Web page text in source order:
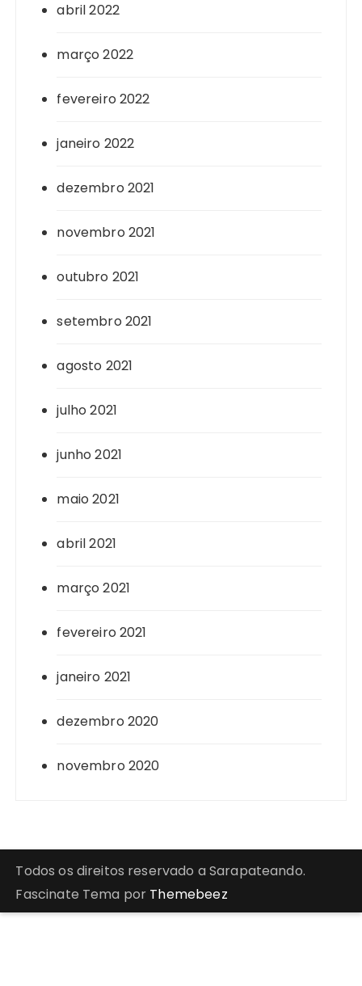
abril 2022
março 2022
fevereiro 2022
janeiro 2022
dezembro 2021
novembro 2021
outubro 2021
setembro 2021
agosto 2021
julho 2021
junho 2021
maio 2021
abril 2021
março 2021
fevereiro 2021
janeiro 2021
dezembro 2020
novembro 2020
Todos os direitos reservado a Sarapateando.
Fascinate Tema por Themebeez